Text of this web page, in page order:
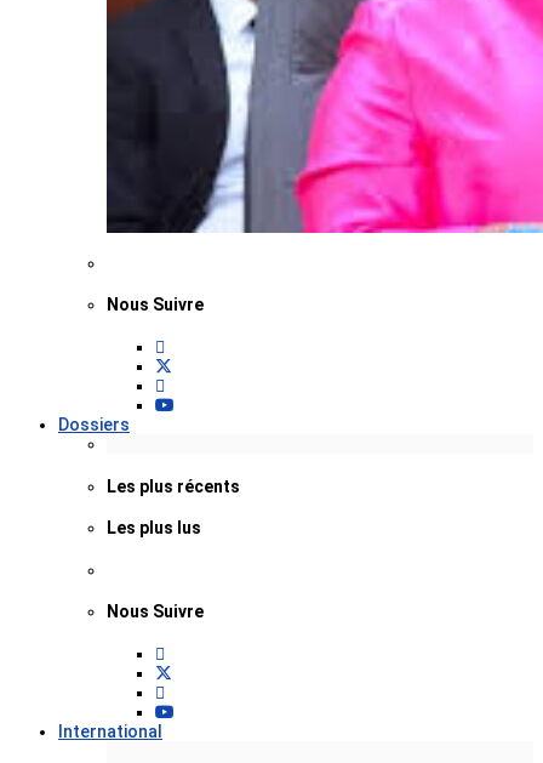
Nous Suivre
Dossiers
Les plus récents
Les plus lus
Nous Suivre
International